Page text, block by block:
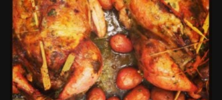
פרסומות,
מדיה
דיגיטלית
ועוד.